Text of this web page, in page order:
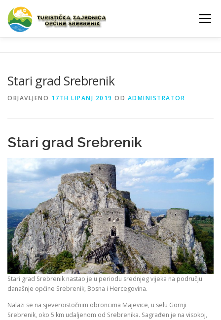
Preskoči na sadržaj
Izbornik
Stari grad Srebrenik
OBJAVLJENO 17TH LIPANJ 2019 OD ADMINISTRATOR
Stari grad Srebrenik
Stari grad Srebrenik nastao je u periodu srednjeg vijeka na području
današnje općine Srebrenik, Bosna i Hercegovina.
Nalazi se na sjeveroistočnim obroncima Majevice, u selu Gornji
Srebrenik, oko 5 km udaljenom od Srebrenika. Sagrađen je na visokoj,